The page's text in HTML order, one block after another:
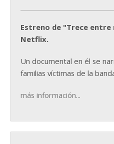
Estreno de "Trece
Netflix.
Un documental en él se
familias víctimas de la
más información...